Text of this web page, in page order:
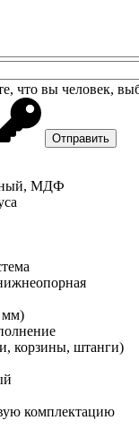
что вы человек,
МДФ
корзины, штанги)
комплектацию